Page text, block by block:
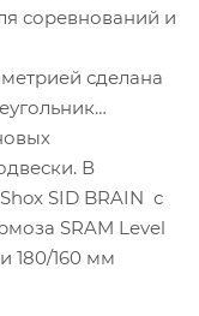
соревнований и
сделана
В
SID BRAIN с
SRAM Level
180/160 мм